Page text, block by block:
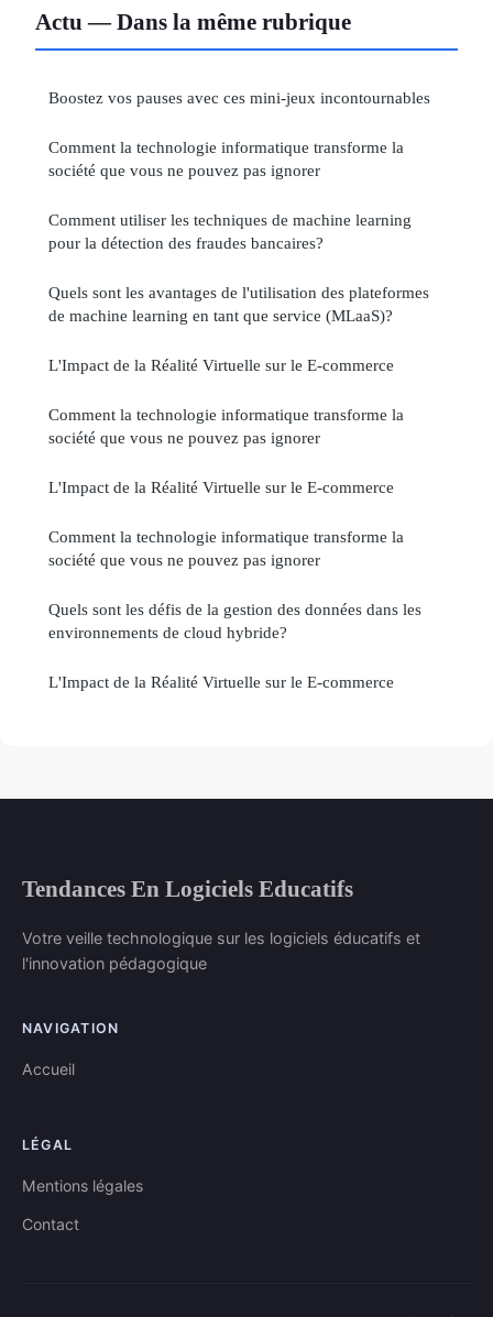
Actu — Dans la même rubrique
Boostez vos pauses avec ces mini-jeux incontournables
Comment la technologie informatique transforme la
société que vous ne pouvez pas ignorer
Comment utiliser les techniques de machine learning
pour la détection des fraudes bancaires?
Quels sont les avantages de l'utilisation des plateformes
de machine learning en tant que service (MLaaS)?
L'Impact de la Réalité Virtuelle sur le E-commerce
Comment la technologie informatique transforme la
société que vous ne pouvez pas ignorer
L'Impact de la Réalité Virtuelle sur le E-commerce
Comment la technologie informatique transforme la
société que vous ne pouvez pas ignorer
Quels sont les défis de la gestion des données dans les
environnements de cloud hybride?
L'Impact de la Réalité Virtuelle sur le E-commerce
Tendances En Logiciels Educatifs
Votre veille technologique sur les logiciels éducatifs et
l'innovation pédagogique
NAVIGATION
Accueil
LÉGAL
Mentions légales
Contact